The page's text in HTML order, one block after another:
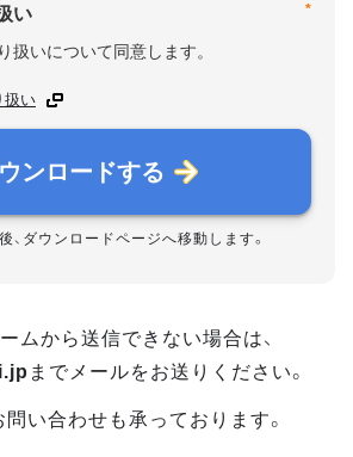
*
い
扱いについて同意します。
扱い
ンロードする
、ダウンロードページへ移動します。
ムから送信できない場合は、
までメールをお送りください。
い合わせも承っております。